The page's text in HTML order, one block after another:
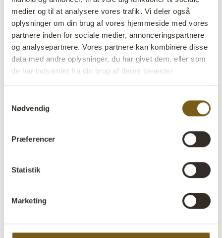
medier og til at analysere vores trafik. Vi deler også
oplysninger om din brug af vores hjemmeside med vores
partnere inden for sociale medier, annonceringspartnere
og analysepartnere. Vores partnere kan kombinere disse
data med andre oplysninger, du har givet dem, eller som
de har indsamlet fra din brug af deres tjenester
Nødvendig
Præferencer
Statistik
Marketing
Alle priser er ekskl. moms
72 - 96 of98 arrow_back FORRIGE
NÆSTE arrow_forward VIS ALLE
Find det skab eller den reol, der
Her finder du forskellige typer skabe og reoler med hver
fungerer lige så meget til udstilling af glas, varer, bøger eller
Vitrineskabe og kommoder i metal
kombinerer opbevaring
med display. Glaslåger gør det muligt at vise ting frem, mens
service, flasker, varer eller dekoration i café, restaurant,